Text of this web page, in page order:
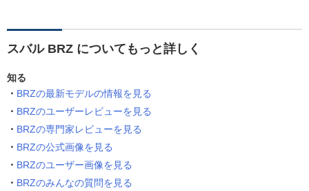
スバル BRZ についてもっと詳しく
知る
BRZの最新モデルの情報を見る
BRZのユーザーレビューを見る
BRZの専門家レビューを見る
BRZの公式画像を見る
BRZのユーザー画像を見る
BRZのみんなの質問を見る